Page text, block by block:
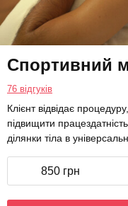
Спортивний
76 відгуків
Клієнт відвідає
підвищити
ділянки тіла в
850 грн